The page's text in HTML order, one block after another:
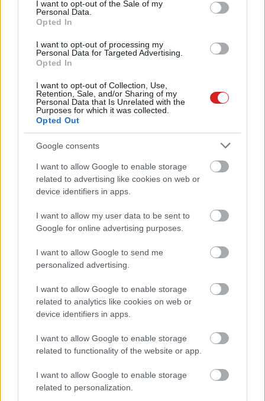
I want to opt-out of the Sale of my
Personal Data.
Opted In
I want to opt-out of processing my
Personal Data for Targeted Advertising.
Opted In
I want to opt-out of Collection, Use,
Retention, Sale, and/or Sharing of my
Personal Data that Is Unrelated with the
Purposes for which it was collected.
Opted Out
Google consents
I want to allow Google to enable storage
related to advertising like cookies on web or
device identifiers in apps.
I want to allow my user data to be sent to
Google for online advertising purposes.
I want to allow Google to send me
personalized advertising.
I want to allow Google to enable storage
related to analytics like cookies on web or
device identifiers in apps.
I want to allow Google to enable storage
related to functionality of the website or app.
I want to allow Google to enable storage
related to personalization.
KÖVESS FACEBOOKON!
LEGOLVASOTTABBAK
PC-d, a konzolod és a többi
Napelem sem kell hozzá: ez a